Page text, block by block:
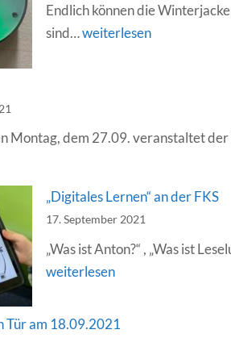
Endlich können die
sind…Grünes
weiterlesen
Montag, dem 27.09. veranstaltet
„Digitales Lernen“ an der FKS
17. September 2021
„Was ist Anton?“ , „Was ist
weiterlesen
Tür am 18.09.2021